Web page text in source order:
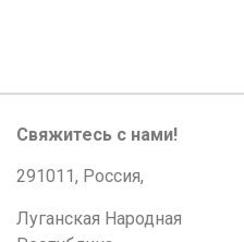
Свяжитесь с нами!
291011, Россия,
Луганская Народная